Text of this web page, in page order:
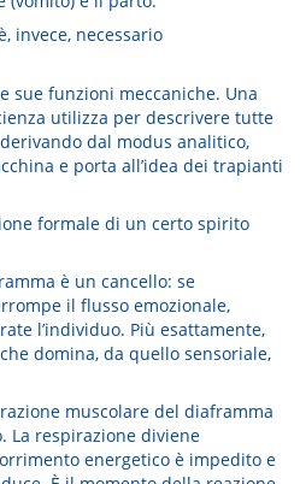
invece, necessario
sue funzioni meccaniche. Una
utilizza per descrivere tutte
dal modus analitico,
e porta all’idea dei trapianti
formale di un certo spirito
è un cancello: se
il flusso emozionale,
l’individuo. Più esattamente,
domina, da quello sensoriale,
muscolare del diaframma
La respirazione diviene
energetico è impedito e